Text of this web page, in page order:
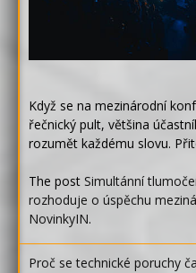
Když se na mezinárodní
řečnický pult, většina
rozumět každému slovu.
The post Simultánní
rozhoduje o úspěchu
NovinkyIN.
Proč se technické poruchy